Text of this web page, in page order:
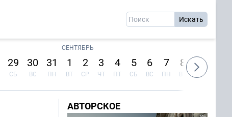
29
СБ
30
ВС
31
ПН
СЕНТЯБРЬ
1
ВТ
2
СР
3
ЧТ
4
ПТ
5
СБ
6
ВС
7
ПН
8
ВТ
9
СР
АВТОРСКОЕ